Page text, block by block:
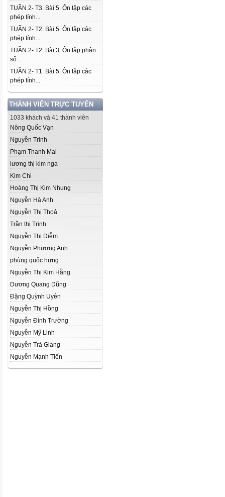
TUẦN 2- T3. Bài 5. Ôn tập các
phép tính...
TUẦN 2- T2. Bài 5. Ôn tập các
phép tính...
TUẦN 2- T2. Bài 3. Ôn tập phân
số...
TUẦN 2- T1. Bài 5. Ôn tập các
phép tính...
THÀNH VIÊN TRỰC TUYẾN
1033 khách và 41 thành viên
Nông Quốc Vạn
Nguyễn Trinh
Phạm Thanh Mai
lương thị kim nga
Kim Chi
Hoàng Thị Kim Nhung
Nguyễn Hà Anh
Nguyễn Thị Thoả
Trần thị Trinh
Nguyễn Thị Diễm
Nguyễn Phương Anh
phùng quốc hưng
Nguyễn Thị Kim Hằng
Dương Quang Dũng
Đặng Quỳnh Uyên
Nguyễn Thị Hồng
Nguyễn Đình Trường
Nguyễn Mỹ Linh
Nguyễn Trà Giang
Nguyễn Mạnh Tiến